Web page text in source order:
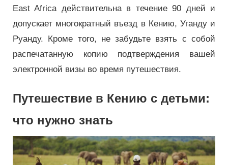
East Africa действительна в течение 90 дней и
допускает многократный въезд в Кению, Уганду и
Руанду. Кроме того, не забудьте взять с собой
распечатанную копию подтверждения вашей
электронной визы во время путешествия.
Путешествие в Кению с детьми:
что нужно знать